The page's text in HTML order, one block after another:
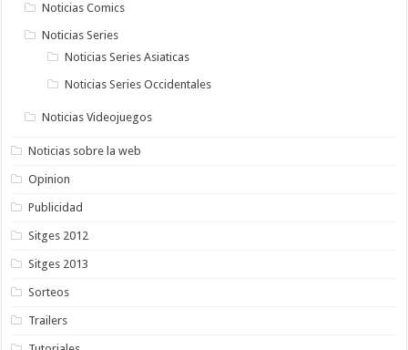
Noticias Comics
Noticias Series
Noticias Series Asiaticas
Noticias Series Occidentales
Noticias Videojuegos
Noticias sobre la web
Opinion
Publicidad
Sitges 2012
Sitges 2013
Sorteos
Trailers